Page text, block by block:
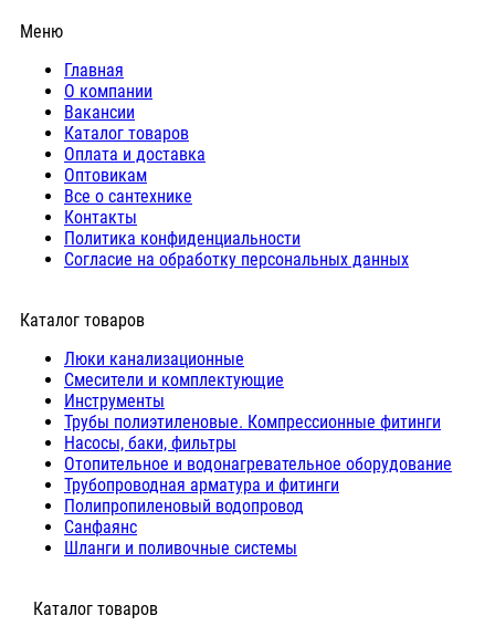
Меню
Главная
О компании
Вакансии
Каталог товаров
Оплата и доставка
Оптовикам
Все о сантехнике
Контакты
Политика конфиденциальности
Согласие на обработку персональных данных
Каталог товаров
Люки канализационные
Cмесители и комплектующие
Инструменты
Трубы полиэтиленовые. Компрессионные фитинги
Насосы, баки, фильтры
Отопительное и водонагревательное оборудование
Трубопроводная арматура и фитинги
Полипропиленовый водопровод
Санфаянс
Шланги и поливочные системы
⠀Каталог товаров